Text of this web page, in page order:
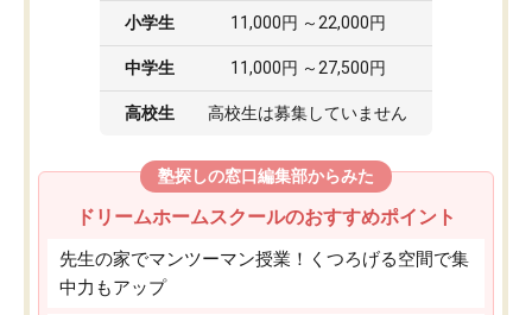
小学生 11,000円 ～22,000円
中学生 11,000円 ～27,500円
高校生 高校生は募集していません
塾探しの窓口編集部からみた
ドリームホームスクールのおすすめポイント
先生の家でマンツーマン授業！くつろげる空間で集
中力もアップ